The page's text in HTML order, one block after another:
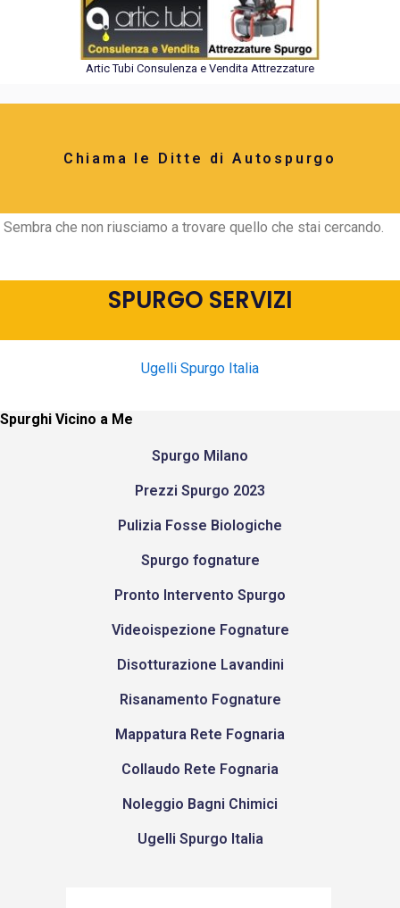
Artic Tubi Consulenza e Vendita Attrezzature
Chiama le Ditte di Autospurgo
Sembra che non riusciamo a trovare quello che stai cercando.
SPURGO SERVIZI
Ugelli Spurgo Italia
Spurghi Vicino a Me
Spurgo Milano
Prezzi Spurgo 2023
Pulizia Fosse Biologiche
Spurgo fognature
Pronto Intervento Spurgo
Videoispezione Fognature
Disotturazione Lavandini
Risanamento Fognature
Mappatura Rete Fognaria
Collaudo Rete Fognaria
Noleggio Bagni Chimici
Ugelli Spurgo Italia